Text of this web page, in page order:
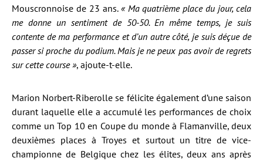
Mouscronnoise de 23 ans. « Ma quatrième place du jour, cela
me donne un sentiment de 50-50. En même temps, je suis
contente de ma performance et d’un autre côté, je suis déçue de
passer si proche du podium. Mais je ne peux pas avoir de regrets
sur cette course », ajoute-t-elle.
Marion Norbert-Riberolle se félicite également d’une saison
durant laquelle elle a accumulé les performances de choix
comme un Top 10 en Coupe du monde à Flamanville, deux
deuxièmes places à Troyes et surtout un titre de vice-
championne de Belgique chez les élites, deux ans après